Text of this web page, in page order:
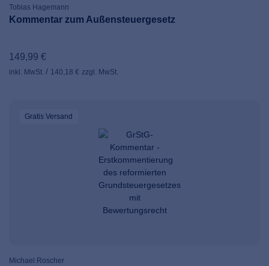
Tobias Hagemann
Kommentar zum Außensteuergesetz
149,99 €
inkl. MwSt. 140,18 € zzgl. MwSt.
Gratis Versand
Michael Roscher